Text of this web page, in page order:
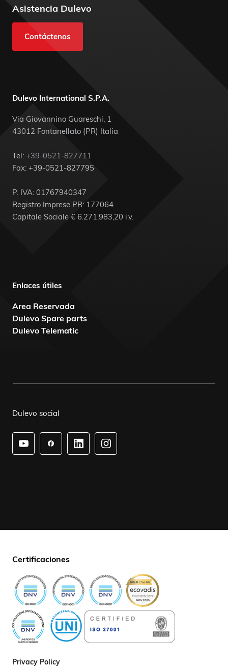
Asistencia Dulevo
Contáctenos
Dulevo International S.P.A.
Via Giovannino Guareschi, 1
43012 Fontanellato (PR) Italia
Tel: +39-0521-827711
Fax: +39-0521-827795
P. IVA: 01767940347
Registro Imprese PR: 177064
Capitale Sociale € 6.271.983,20 i.v.
Enlaces útiles
Area Reservada
Dulevo Spare parts
Dulevo Telematic
Dulevo social
Certificaciones
Privacy Policy